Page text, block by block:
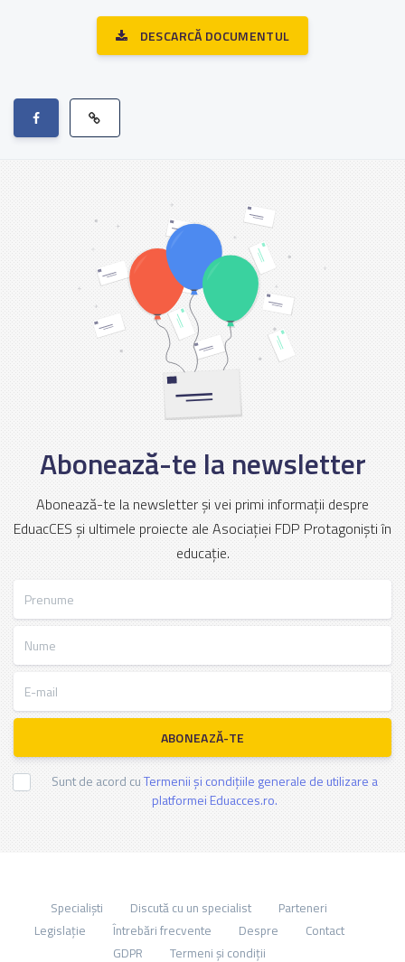
DESCARCĂ DOCUMENTUL
Abonează-te la newsletter
Abonează-te la newsletter și vei primi informații despre
EduacCES și ultimele proiecte ale Asociației FDP Protagoniști în
educație.
ABONEAZĂ-TE
Sunt de acord cuTermenii și condițiile generale de utilizare a
platformei Eduacces.ro.
Specialiști Discută cu un specialist
Parteneri
Legislație
Întrebări frecvente Despre
Contact
GDPR
Termeni și condiții